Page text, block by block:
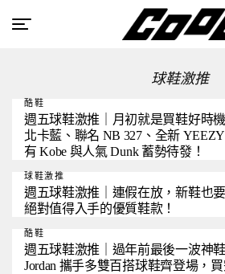
球鞋激推
酷鞋
週五球鞋激推｜月初就是買鞋好時機
北卡藍、聯名 NB 327、全新
有 Kobe 與人氣 Dunk 蓄勢待發！
球鞋激推
週五球鞋激推｜連假在放，新鞋也
絕對值得入手的優質鞋款！
酷鞋
週五球鞋激推｜過年前最後一波神
Jordan 攜手多雙百搭球鞋齊登場，